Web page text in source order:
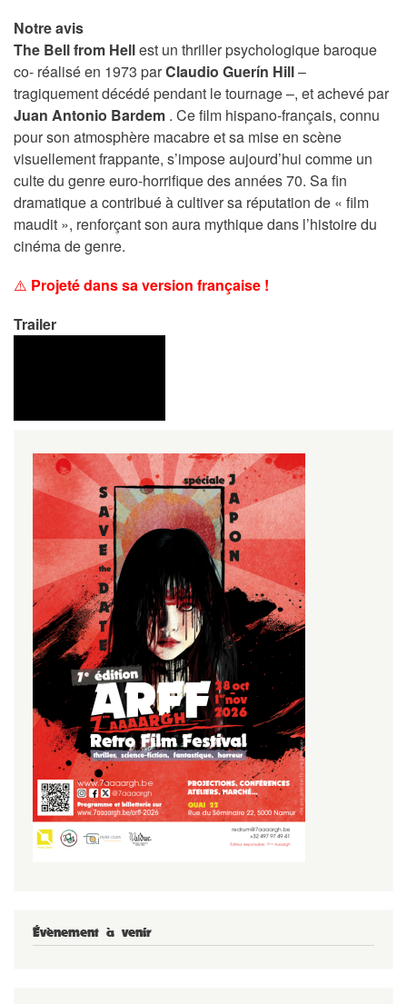
Notre avis
The Bell from Hellest un thriller psychologique baroque
co- réalisé en 1973 parClaudio Guerín Hill–
tragiquement décédé pendant le tournage –, et achevé par
Juan Antonio Bardem . Ce film hispano-français, connu
pour son atmosphère macabre et sa mise en scène
visuellement frappante, s’impose aujourd’hui comme un
culte du genre euro-horrifique des années 70. Sa fin
dramatique a contribué à cultiver sa réputation de « film
maudit », renforçant son aura mythique dans l’histoire du
cinéma de genre.
⚠️ Projeté dans sa version française !
Trailer
Évènement à venir